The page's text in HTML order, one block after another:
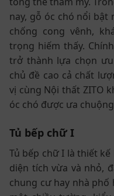
nay, gỗ óc chó nổi
chống cong vênh,
trọng hiếm thấy.
trở thành lựa chọn
chủ đề cao cả chất
vị cùng Nội thất ZITO
óc chó được ưa
Tủ bếp chữ I
Tủ bếp chữ I là thiết
diện tích vừa và nhỏ,
chung cư hay nhà phố